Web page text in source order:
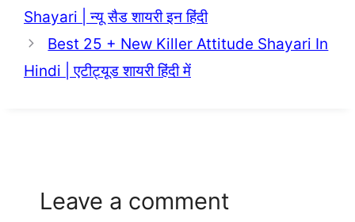
Shayari | न्यू सैड शायरी इन हिंदी
Best 25 + New Killer Attitude Shayari In
Hindi | एटीट्यूड शायरी हिंदी में
Leave a comment